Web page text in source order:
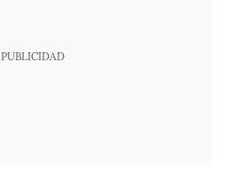
PUBLICIDAD